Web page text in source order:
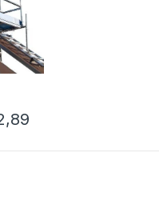
variaties. Deze